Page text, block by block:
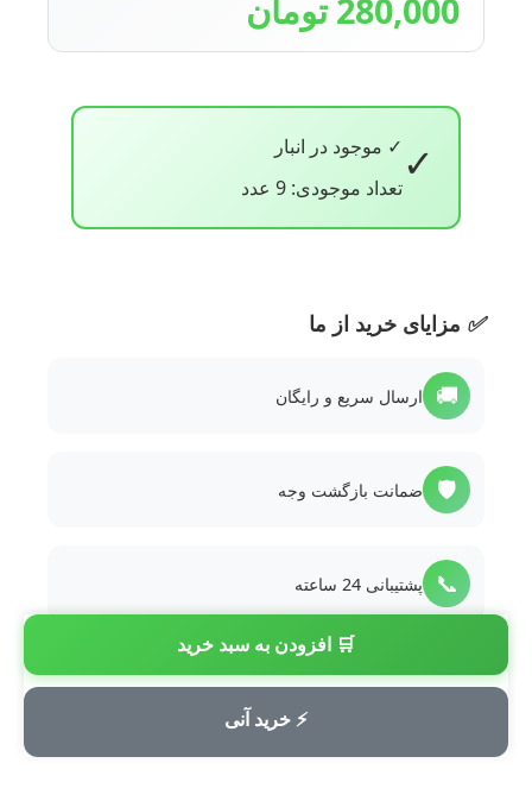
280,000 تومان
✓ ✓ موجود در انبار
تعداد موجودی: 9 عدد
🛒 افزودن به سبد خرید
⚡ خرید آنی
✅ مزایای خرید از ما
🚚 ارسال سریع و رایگان
🛡️ ضمانت بازگشت وجه
📞 پشتیبانی 24 ساعته
💳 پرداخت امن